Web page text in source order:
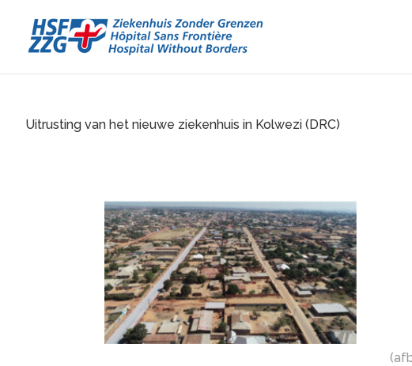
Uitrusting van het nieuwe ziekenhuis in Kolwezi (DRC)